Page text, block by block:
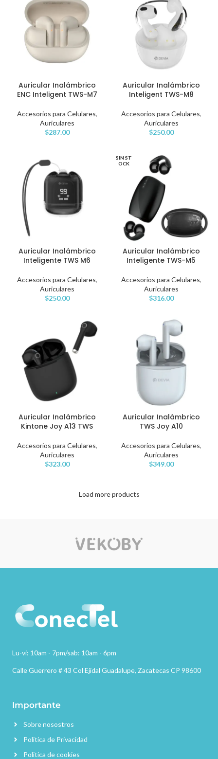
Auricular Inalámbrico
ENC Inteligent TWS-M7
Accesorios para Celulares,
Auriculares
$287.00
Auricular Inalámbrico
Inteligent TWS-M8
Accesorios para Celulares,
Auriculares
$250.00
Auricular Inalámbrico
Inteligente TWS M6
Accesorios para Celulares,
Auriculares
$250.00
SIN ST
OCK
Auricular Inalámbrico
Inteligente TWS-M5
Accesorios para Celulares,
Auriculares
$316.00
Auricular Inalámbrico
Kintone Joy A13 TWS
Accesorios para Celulares,
Auriculares
$323.00
Auricular Inalámbrico
TWS Joy A10
Accesorios para Celulares,
Auriculares
$349.00
Load more products
Lu-vi: 10am - 7pm/sab: 10am - 6pm
Calle Guerrero # 43 Col Ejidal Guadalupe, Zacatecas CP 98600
Importante
Sobre nosostros
Politica de Privacidad
Politica de cookies